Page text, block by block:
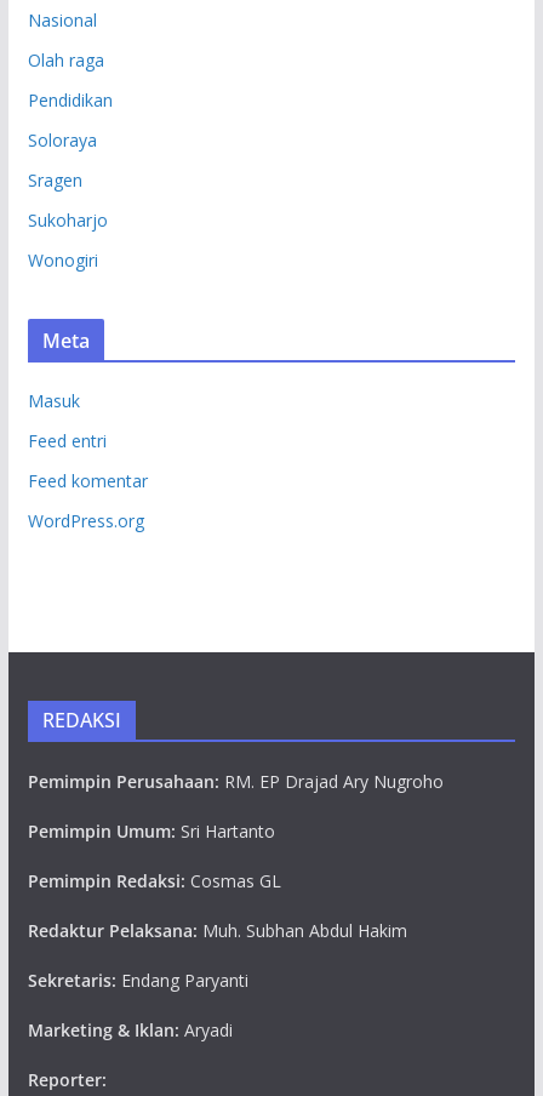
Nasional
Olah raga
Pendidikan
Soloraya
Sragen
Sukoharjo
Wonogiri
Meta
Masuk
Feed entri
Feed komentar
WordPress.org
REDAKSI
Pemimpin Perusahaan: RM. EP Drajad Ary Nugroho
Pemimpin Umum: Sri Hartanto
Pemimpin Redaksi: Cosmas GL
Redaktur Pelaksana: Muh. Subhan Abdul Hakim
Sekretaris: Endang Paryanti
Marketing & Iklan: Aryadi
Reporter: